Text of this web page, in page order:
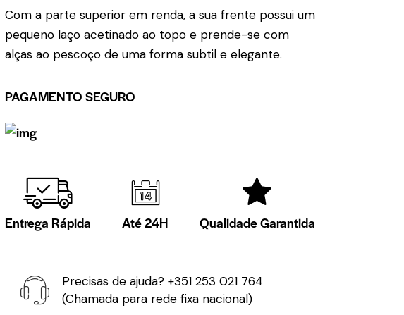
Com a parte superior em renda, a sua frente possui um
pequeno laço acetinado ao topo e prende-se com
alças ao pescoço de uma forma subtil e elegante.
PAGAMENTO SEGURO
Entrega Rápida Até 24H Qualidade Garantida
Precisas de ajuda? +351 253 021 764
(Chamada para rede fixa nacional)